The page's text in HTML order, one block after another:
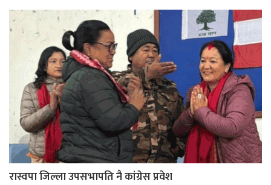
रास्वपा जिल्ला उपसभापति नै कांग्रेस प्रवेश